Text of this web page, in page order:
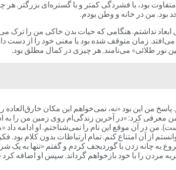
بود، با فشردگی کمتر و با گستره‌ای بزرگتر. هر
بود. من در خانه و وطن بودم.
نداشتم. هنگامی که حیات بدن خاکی من را
زمان متوقف شده بود یا معنی خود را از دست
نور طلائی» می‌نامند. هر چیزی در کمال مطلق بود.
پاسخ من این بود «نه، نمی‌خواهم این مکان
دان یونانی-ارمنی بود که در سال 1949 درگذشته است). من در آن موقع این نام
از آن امتناع کنم. تمام ارتباطات بدون کلام
چانه زدن با گوردیجف کردم و گفتم «تنها به یک شرط
مردن را با خود بازخواهم گرداند. سپس او